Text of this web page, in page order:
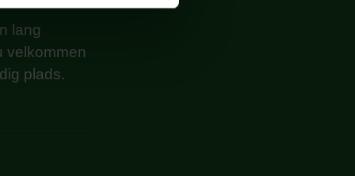
lang
velkommen
plads.